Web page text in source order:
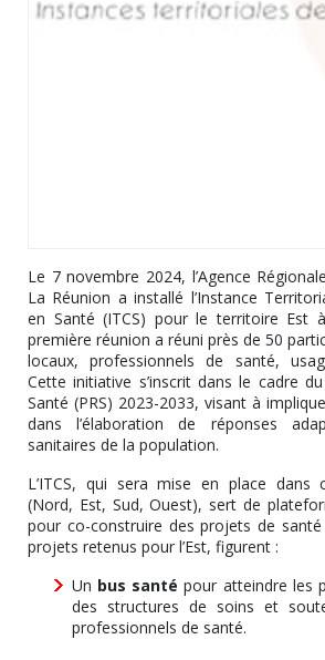
Le 7 novembre 2024, l’Agence
La Réunion a installé l’Instance
en Santé (ITCS) pour le territoire Est
première réunion a réuni près de 50
locaux, professionnels de santé,
Cette initiative s’inscrit dans le cadre
Santé (PRS) 2023-2033, visant à
dans l’élaboration de réponses
sanitaires de la population.
L’ITCS, qui sera mise en place dans
(Nord, Est, Sud, Ouest), sert de
pour co-construire des projets de
projets retenus pour l’Est, figurent :
Un bus santé pour atteindre les
des structures de soins et
professionnels de santé.